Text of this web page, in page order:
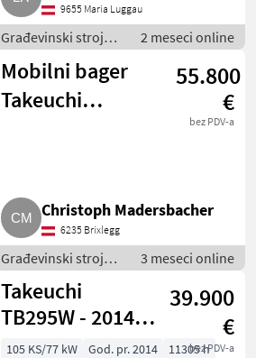
9655 Maria Luggau
Građevinski strojevi
/ Mobilni bageri
2 meseci online
Mobilni bager
Takeuchi
55.800
€
bez PDV-a
Christoph Madersbacher
6235 Brixlegg
Građevinski strojevi
/ Mobilni bageri
3 meseci online
Takeuchi
TB295W - 2014
YEAR -
39.900
€
bez PDV-a
105 KS/77 kW God. pr. 2014
11305 h